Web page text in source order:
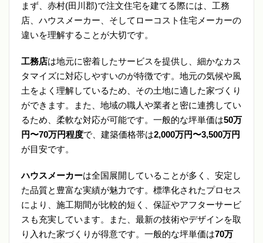
まず、赤村(田川郡)で注文住宅を建てる際には、工務
店、ハウスメーカー、そしてローコスト住宅メーカーの
違いを理解することが大切です。
工務店は地元に密着したサービスを提供し、細かなカス
タマイズに対応しやすいのが特徴です。地元の気候や風
土をよく理解しているため、その土地に適した家づくり
ができます。また、地域の職人や業者と密に連携してい
るため、柔軟な対応が可能です。一般的な坪単価は50万
円〜70万円程度で、建築価格帯は2,000万円〜3,500万円
が目安です。
ハウスメーカーは全国展開していることが多く、安定し
た品質と豊富な実績が魅力です。標準化されたプロセス
により、施工期間が比較的短く、保証やアフターサービ
スも充実しています。また、最新の技術やデザインを取
り入れた家づくりが得意です。一般的な坪単価は70万